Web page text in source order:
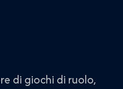
di giochi di ruolo,